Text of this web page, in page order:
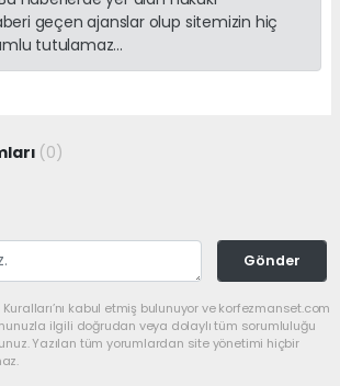
geçen ajanslar olup sitemizin hiç
tutulamaz...
(0)
Gönder
kabul etmiş bulunuyor ve korfezmanset.com
ilgili doğrudan veya dolaylı tüm sorumluluğu
Yazılan tüm yorumlardan site yönetimi hiçbir